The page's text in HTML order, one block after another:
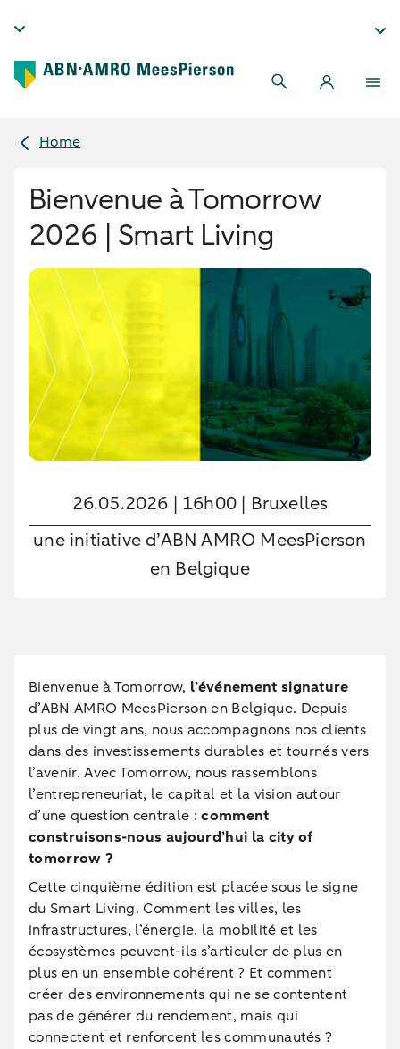
Home
Bienvenue à Tomorrow
2026 | Smart Living
26.05.2026 | 16h00 | Bruxelles
une initiative d’ABN AMRO MeesPierson
en Belgique
Bienvenue à Tomorrow, l’événement signature
d’ABN AMRO MeesPierson en Belgique. Depuis
plus de vingt ans, nous accompagnons nos clients
dans des investissements durables et tournés vers
l’avenir. Avec Tomorrow, nous rassemblons
l’entrepreneuriat, le capital et la vision autour
d’une question centrale :comment
construisons-nous aujourd’hui la city of
tomorrow ?
Cette cinquième édition est placée sous le signe
du Smart Living. Comment les villes, les
infrastructures, l’énergie, la mobilité et les
écosystèmes peuvent-ils s’articuler de plus en
plus en un ensemble cohérent ? Et comment
créer des environnements qui ne se contentent
pas de générer du rendement, mais qui
connectent et renforcent les communautés ?